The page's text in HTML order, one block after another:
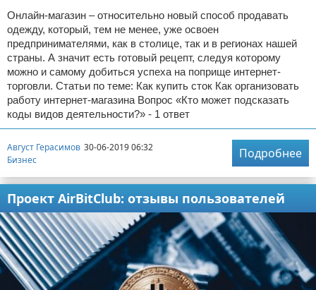
Онлайн-магазин – относительно новый способ продавать
одежду, который, тем не менее, уже освоен
предпринимателями, как в столице, так и в регионах нашей
страны. А значит есть готовый рецепт, следуя которому
можно и самому добиться успеха на поприще интернет-
торговли. Статьи по теме: Как купить сток Как организовать
работу интернет-магазина Вопрос «Кто может подсказать
коды видов деятельности?» - 1 ответ
Август Герасимов 30-06-2019 06:32
Бизнес
Подробнее
Проект AirBitClub: отзывы пользователей